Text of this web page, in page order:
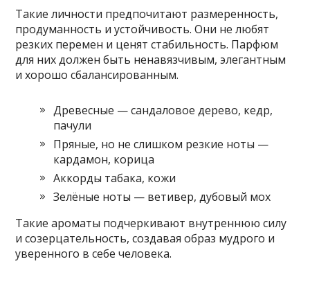
Такие личности предпочитают размеренность,
продуманность и устойчивость. Они не любят
резких перемен и ценят стабильность. Парфюм
для них должен быть ненавязчивым, элегантным
и хорошо сбалансированным.
Древесные — сандаловое дерево, кедр,
пачули
Пряные, но не слишком резкие ноты —
кардамон, корица
Аккорды табака, кожи
Зелёные ноты — ветивер, дубовый мох
Такие ароматы подчеркивают внутреннюю силу
и созерцательность, создавая образ мудрого и
уверенного в себе человека.